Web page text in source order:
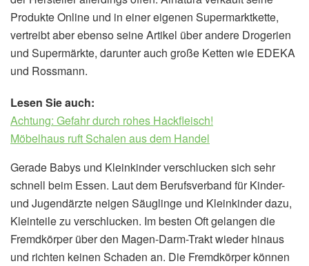
Produkte Online und in einer eigenen Supermarktkette,
vertreibt aber ebenso seine Artikel über andere Drogerien
und Supermärkte, darunter auch große Ketten wie EDEKA
und Rossmann.
Lesen Sie auch:
Achtung: Gefahr durch rohes Hackfleisch!
Möbelhaus ruft Schalen aus dem Handel
Gerade Babys und Kleinkinder verschlucken sich sehr
schnell beim Essen. Laut dem Berufsverband für Kinder-
und Jugendärzte neigen Säuglinge und Kleinkinder dazu,
Kleinteile zu verschlucken. Im besten Oft gelangen die
Fremdkörper über den Magen-Darm-Trakt wieder hinaus
und richten keinen Schaden an. Die Fremdkörper können